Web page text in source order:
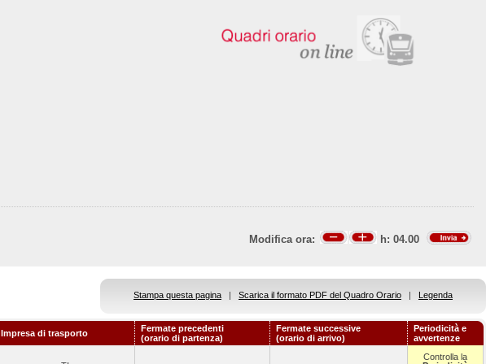
Modifica ora: h: 04.00
Stampa questa pagina | Scarica il formato PDF del Quadro Orario | Legenda
Impresa di trasporto
Fermate precedenti
(orario di partenza)
Fermate successive
(orario di arrivo)
Periodicità e
avvertenze
Controlla la